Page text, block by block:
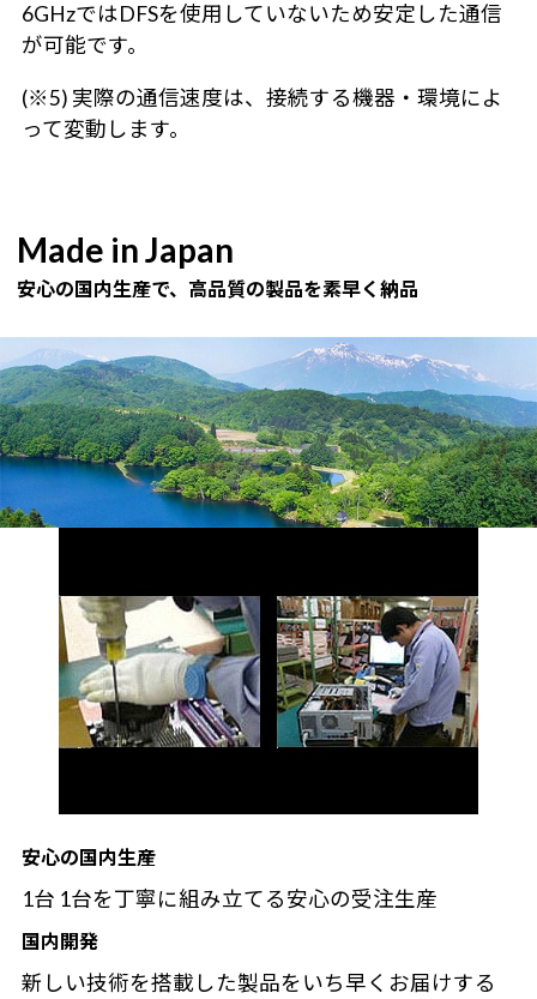
6GHzではDFSを使用していないため安定した通信
が可能です。
(※5) 実際の通信速度は、接続する機器・環境によ
って変動します。
Made in Japan
安心の国内生産で、高品質の製品を素早く納品
安心の国内生産
1台 1台を丁寧に組み立てる安心の受注生産
国内開発
新しい技術を搭載した製品をいち早くお届けする